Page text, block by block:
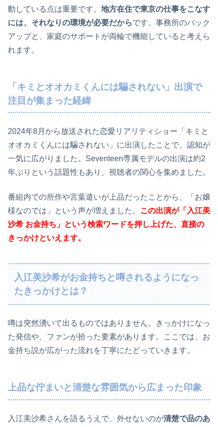
動している点は重要です。 地方在住で東京の仕事をこなす
には、それなりの環境が必要だからです。事務所のバック
アップと、家庭のサポートが両輪で機能していると考えら
れます。
「キミとオオカミくんには騙されない」出演で
注目が集まった経緯
2024年8月から放送された恋愛リアリティショー「キミと
オオカミくんには騙されない」に出演したことで、認知が
一気に広がりました。Seventeen専属モデルの出演は約2
年ぶりという話題性もあり、視聴者の関心を集めました。
番組内での所作や言葉遣いが上品だったことから、「お嬢
様なのでは」という声が増えました。 この出演が「入江美
沙希 お金持ち」という検索ワードを押し上げた、直接の
きっかけといえます。
入江美沙希がお金持ちと噂されるようになっ
たきっかけとは？
噂は突然湧いて出るものではありません。きっかけになっ
た発信や、ファンが拾った要素があります。ここでは、お
金持ち説が広がった流れを丁寧にたどっていきます。
上品な佇まいと清楚な雰囲気から広まった印象
入江美沙希さんを語るうえで、外せないのが清楚で品のあ